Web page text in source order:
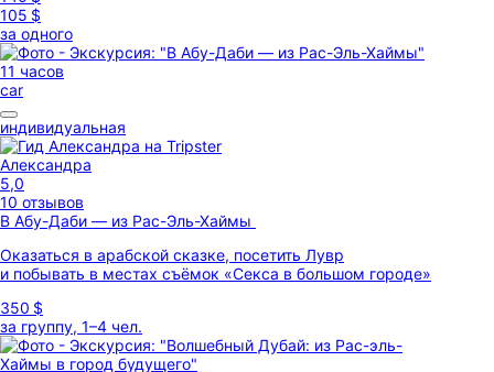
105 $
за одного
11 часов
car
индивидуальная
Александра
5,0
10 отзывов
В Абу-Даби — из Рас-Эль-Хаймы
Оказаться в арабской сказке, посетить Лувр
и побывать в местах съёмок «Секса в большом городе»
350 $
за группу, 1–4 чел.